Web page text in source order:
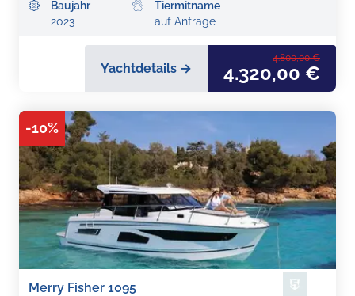
Baujahr
2023
Tiermitname
auf Anfrage
Yachtdetails →
4.800,00 €
4.320,00 €
-10%
Merry Fisher 1095